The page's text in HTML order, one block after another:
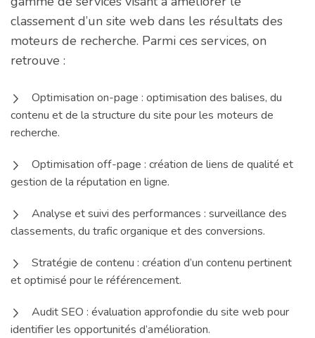
classement d’un site web dans les résultats des
moteurs de recherche. Parmi ces services, on
retrouve :
Optimisation on-page : optimisation des balises, du
contenu et de la structure du site pour les moteurs de
recherche.
Optimisation off-page : création de liens de qualité et
gestion de la réputation en ligne.
Analyse et suivi des performances : surveillance des
classements, du trafic organique et des conversions.
Stratégie de contenu : création d’un contenu pertinent
et optimisé pour le référencement.
Audit SEO : évaluation approfondie du site web pour
identifier les opportunités d’amélioration.